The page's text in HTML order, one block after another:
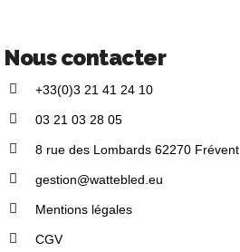
Nous contacter
+33(0)3 21 41 24 10
03 21 03 28 05
8 rue des Lombards 62270 Frévent
gestion@wattebled.eu
Mentions légales
CGV